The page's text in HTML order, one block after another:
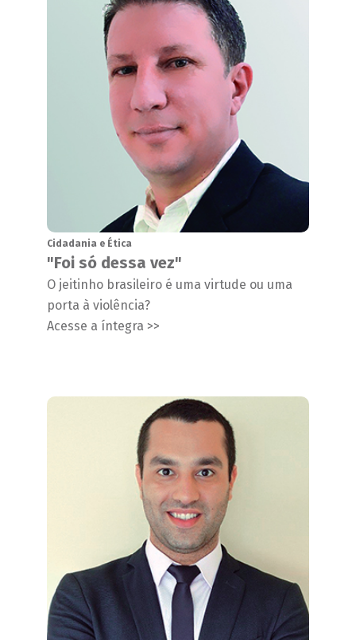
Cidadania e Ética
"Foi só dessa vez"
O jeitinho brasileiro é uma virtude ou uma
porta à violência?
Acesse a íntegra >>